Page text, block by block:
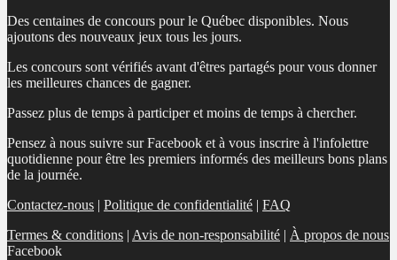
Des centaines de concours pour le Québec disponibles. Nous
ajoutons des nouveaux jeux tous les jours.
Les concours sont vérifiés avant d'êtres partagés pour vous donner
les meilleures chances de gagner.
Passez plus de temps à participer et moins de temps à chercher.
Pensez à nous suivre sur Facebook et à vous inscrire à l'infolettre
quotidienne pour être les premiers informés des meilleurs bons plans
de la journée.
Contactez-nous | Politique de confidentialité | FAQ
Termes & conditions | Avis de non-responsabilité | À propos de nous
Facebook